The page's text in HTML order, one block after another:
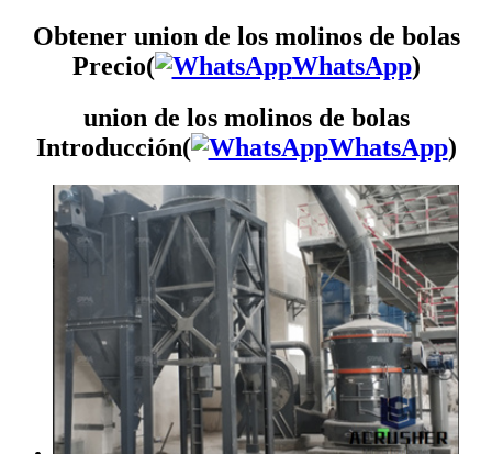
Obtener union de los molinos de bolas
Precio(
WhatsApp)
union de los molinos de bolas
Introducción(
WhatsApp)